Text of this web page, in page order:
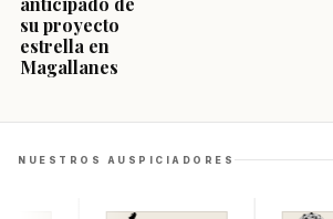
su proyecto
estrella en
Magallanes
NUESTROS AUSPICIADORES